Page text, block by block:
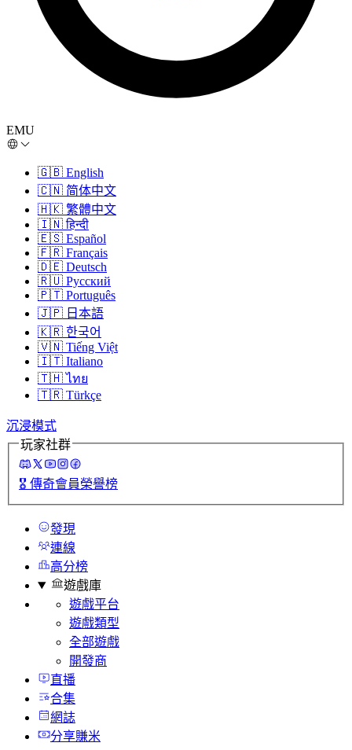
EMU
🇬🇧 English
🇨🇳 简体中文
🇭🇰 繁體中文
🇮🇳 हिन्दी
🇪🇸 Español
🇫🇷 Français
🇩🇪 Deutsch
🇷🇺 Русский
🇵🇹 Português
🇯🇵 日本語
🇰🇷 한국어
🇻🇳 Tiếng Việt
🇮🇹 Italiano
🇹🇭 ไทย
🇹🇷 Türkçe
沉浸模式
玩家社群
🎖️ 傳奇會員榮譽榜
發現
連線
高分榜
遊戲庫
遊戲平台
遊戲類型
全部遊戲
開發商
直播
合集
網誌
分享賺米